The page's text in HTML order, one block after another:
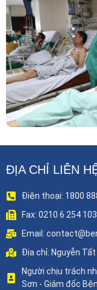
Phẫu Thuật
Vững Chắc
Lồng
ĐỊA CHỈ LIÊN
Điện thoại: 1800
Fax: 0210 6 254 103
Email:
Địa chỉ: Nguyễn
Người chịu trách
Sơn - Giám đốc